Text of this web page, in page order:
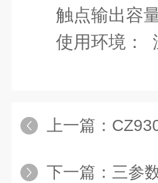
触点输出容
使用环境：
上一篇：
下一篇： 三参